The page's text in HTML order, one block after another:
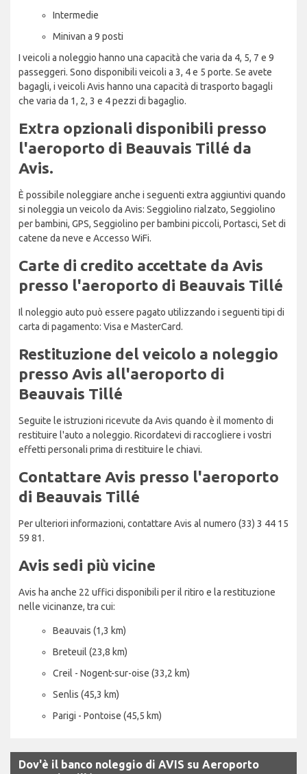
Intermedie
Minivan a 9 posti
I veicoli a noleggio hanno una capacità che varia da 4, 5, 7 e 9
passeggeri. Sono disponibili veicoli a 3, 4 e 5 porte. Se avete
bagagli, i veicoli Avis hanno una capacità di trasporto bagagli
che varia da 1, 2, 3 e 4 pezzi di bagaglio.
Extra opzionali disponibili presso
l'aeroporto di Beauvais Tillé da
Avis.
È possibile noleggiare anche i seguenti extra aggiuntivi quando
si noleggia un veicolo da Avis: Seggiolino rialzato, Seggiolino
per bambini, GPS, Seggiolino per bambini piccoli, Portasci, Set di
catene da neve e Accesso WiFi.
Carte di credito accettate da Avis
presso l'aeroporto di Beauvais Tillé
Il noleggio auto può essere pagato utilizzando i seguenti tipi di
carta di pagamento: Visa e MasterCard.
Restituzione del veicolo a noleggio
presso Avis all'aeroporto di
Beauvais Tillé
Seguite le istruzioni ricevute da Avis quando è il momento di
restituire l'auto a noleggio. Ricordatevi di raccogliere i vostri
effetti personali prima di restituire le chiavi.
Contattare Avis presso l'aeroporto
di Beauvais Tillé
Per ulteriori informazioni, contattare Avis al numero (33) 3 44 15
59 81.
Avis sedi più vicine
Avis ha anche 22 uffici disponibili per il ritiro e la restituzione
nelle vicinanze, tra cui:
Beauvais (1,3 km)
Breteuil (23,8 km)
Creil - Nogent-sur-oise (33,2 km)
Senlis (45,3 km)
Parigi - Pontoise (45,5 km)
Dov'è il banco noleggio di AVIS su Aeroporto